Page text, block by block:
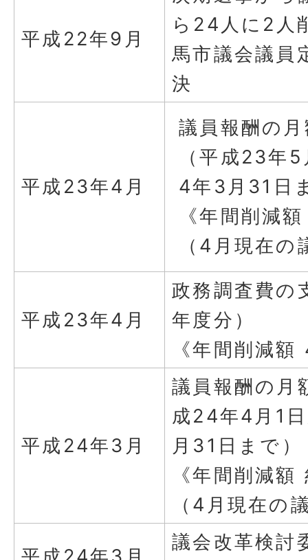
平成22年9月
ら24人に2人
馬市議会議員
決
平成23年4月
議員報酬の
（平成23年
4年3月31日
《年間削減
（4月現在
平成23年4月
政務調査費の
年度分）
《年間削減
平成24年3月
議員報酬の月
成24年4月1
月31日まで）
《年間削減
（4月現在の
議会改革検討